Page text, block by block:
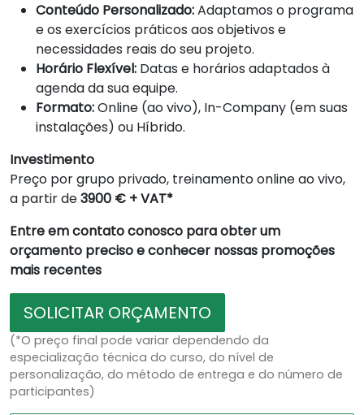
Conteúdo Personalizado:Adaptamos o programa
e os exercícios práticos aos objetivos e
necessidades reais do seu projeto.
Horário Flexível: Datas e horários adaptados à
agenda da sua equipe.
Formato:Online (ao vivo), In-Company (em suas
instalações) ou Híbrido.
Investimento
Preço por grupo privado, treinamento online ao vivo,
a partir de3900 € + VAT*
Entre em contato conosco para obter um
orçamento preciso e conhecer nossas promoções
mais recentes
SOLICITAR ORÇAMENTO
(*O preço final pode variar dependendo da
especialização técnica do curso, do nível de
personalização, do método de entrega e do número de
participantes)